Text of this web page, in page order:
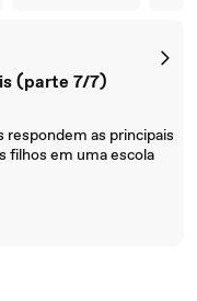
(parte 7/7)
respondem as principais
filhos em uma escola